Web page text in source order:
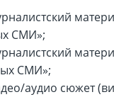
СМИ»;
СМИ»;
аудио сюжет